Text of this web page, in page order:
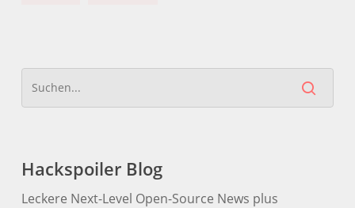
Hackspoiler Blog
Leckere Next-Level Open-Source News plus